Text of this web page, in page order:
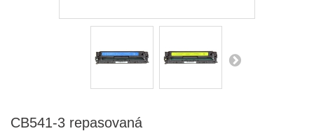
CB541-3 repasovaná